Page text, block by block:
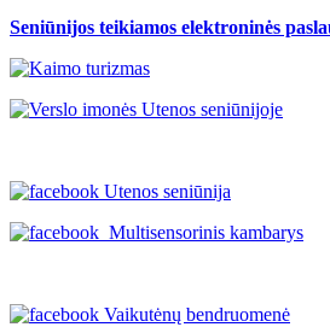
Seniūnijos teikiamos elektroninės
Utenos seniūnija
Multisensorinis kambarys
Vaikutėnų bendruomenė